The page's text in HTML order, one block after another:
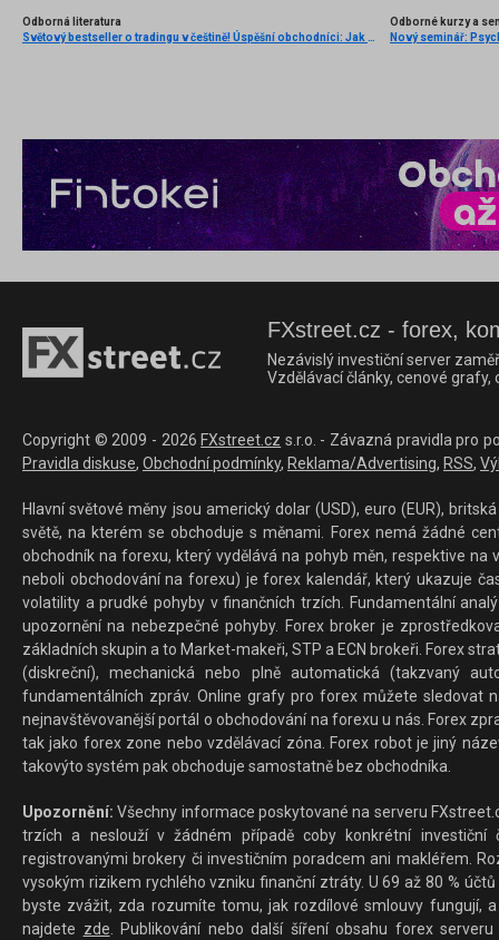
Odborná literatura
Světový bestseller o tradingu v češtině! Úspěšní obchodníci: Jak běžní lidé porážejí Wall Street v jeho vlastní hře
Odborné kurzy a
FXstreet.cz - forex,
Nezávislý investiční server
Vzdělávací články, cenové
Copyright © 2009 - 2026 FXstreet.cz s.r.o. - Závazná pravidla pro
Pravidla diskuse, Obchodní podmínky, Reklama/Advertising, RSS,
Hlavní světové měny jsou americký dolar (USD), euro (EUR),
světě, na kterém se obchoduje s měnami. Forex nemá žádné
obchodník na forexu, který vydělává na pohyb měn, respektive
neboli obchodování na forexu) je forex kalendář, který ukazuje
volatility a prudké pohyby v finančních trzích. Fundamentální
upozornění na nebezpečné pohyby. Forex broker je
základních skupin a to Market-makeři, STP a ECN brokeři. Forex
(diskreční), mechanická nebo plně automatická (takzvaný
fundamentálních zpráv. Online grafy pro forex můžete sledovat
nejnavštěvovanější portál o obchodování na forexu u nás. Forex
tak jako forex zone nebo vzdělávací zóna. Forex robot je jiný
takovýto systém pak obchoduje samostatně bez obchodníka.
Upozornění: Všechny informace poskytované na serveru
trzích a neslouží v žádném případě coby konkrétní investiční
registrovanými brokery či investičním poradcem ani makléřem.
vysokým rizikem rychlého vzniku finanční ztráty. U 69 až 80 %
byste zvážit, zda rozumíte tomu, jak rozdílové smlouvy fungují,
najdete zde. Publikování nebo další šíření obsahu forex